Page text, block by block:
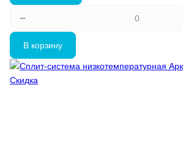
В корзину
Скидка